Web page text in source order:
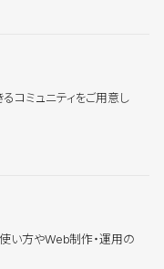
コミュニティをご用意し
い方やWeb制作・運用の